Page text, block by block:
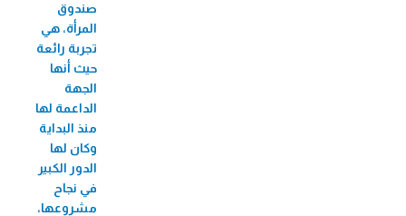
صندوق
المرأة، هي
تجربة رائعة
حيث أنها
الجهة
الداعمة لها
منذ البداية
وكان لها
الدور الكبير
في نجاح
مشروعها،